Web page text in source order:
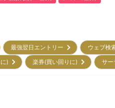
最強翌日エントリー ウェブ検
に) 楽券(買い回りに) サ